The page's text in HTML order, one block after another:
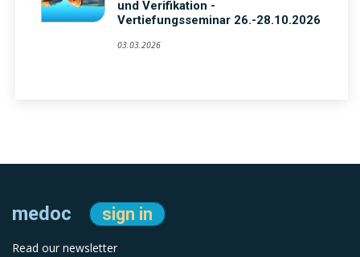
und Verifikation -
Vertiefungsseminar 26.-28.10.2026
03.03.2026
medoc sign in
Read our newsletter